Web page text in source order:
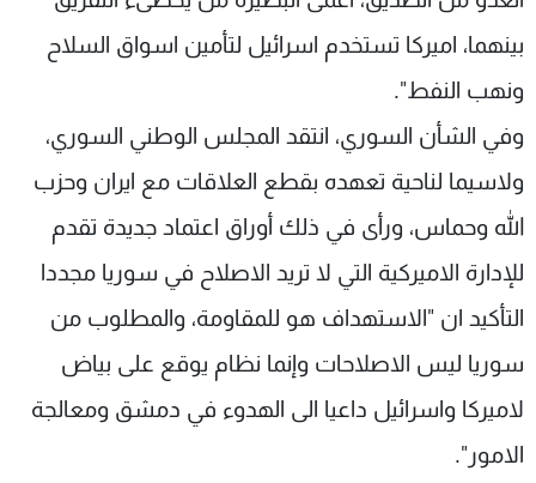
بينهما، اميركا تستخدم اسرائيل لتأمين اسواق السلاح
ونهب النفط".
وفي الشأن السوري، انتقد المجلس الوطني السوري،
ولاسيما لناحية تعهده بقطع العلاقات مع ايران وحزب
الله وحماس، ورأى في ذلك أوراق اعتماد جديدة تقدم
للإدارة الاميركية التي لا تريد الاصلاح في سوريا مجددا
التأكيد ان "الاستهداف هو للمقاومة، والمطلوب من
سوريا ليس الاصلاحات وإنما نظام يوقع على بياض
لاميركا واسرائيل داعيا الى الهدوء في دمشق ومعالجة
الامور".